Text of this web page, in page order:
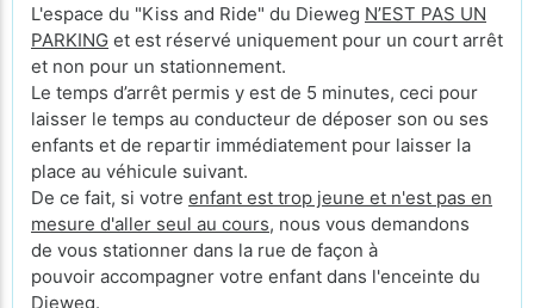
L'espace du "Kiss and Ride" du Dieweg N’EST PAS UN
PARKING et est réservé uniquement pour un court arrêt
et non pour un stationnement.
Le temps d’arrêt permis y est de 5 minutes, ceci pour
laisser le temps au conducteur de déposer son ou ses
enfants et de repartir immédiatement pour laisser la
place au véhicule suivant.
De ce fait, si votre enfant est trop jeune et n'est pas en
mesure d'aller seul au cours, nous vous demandons
de vous stationner dans la rue de façon à
pouvoir accompagner votre enfant dans l'enceinte du
Dieweg.